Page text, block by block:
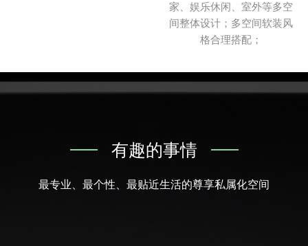
家、娱乐休闲、室外等多空
间整体设计；多空间软装风
格合理搭配；
有趣的事情
最专业、最个性、最贴近生活的尊享私属化空间